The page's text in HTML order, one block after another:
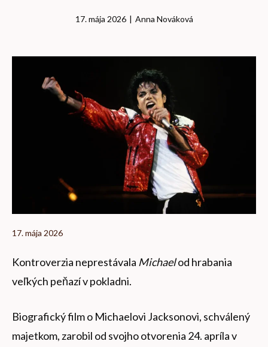
17. mája 2026 | Anna Nováková
17. mája 2026
Kontroverzia neprestávala Michaelod hrabania
veľkých peňazí v pokladni.
Biografický film o Michaelovi Jacksonovi, schválený
majetkom, zarobil od svojho otvorenia 24. apríla v